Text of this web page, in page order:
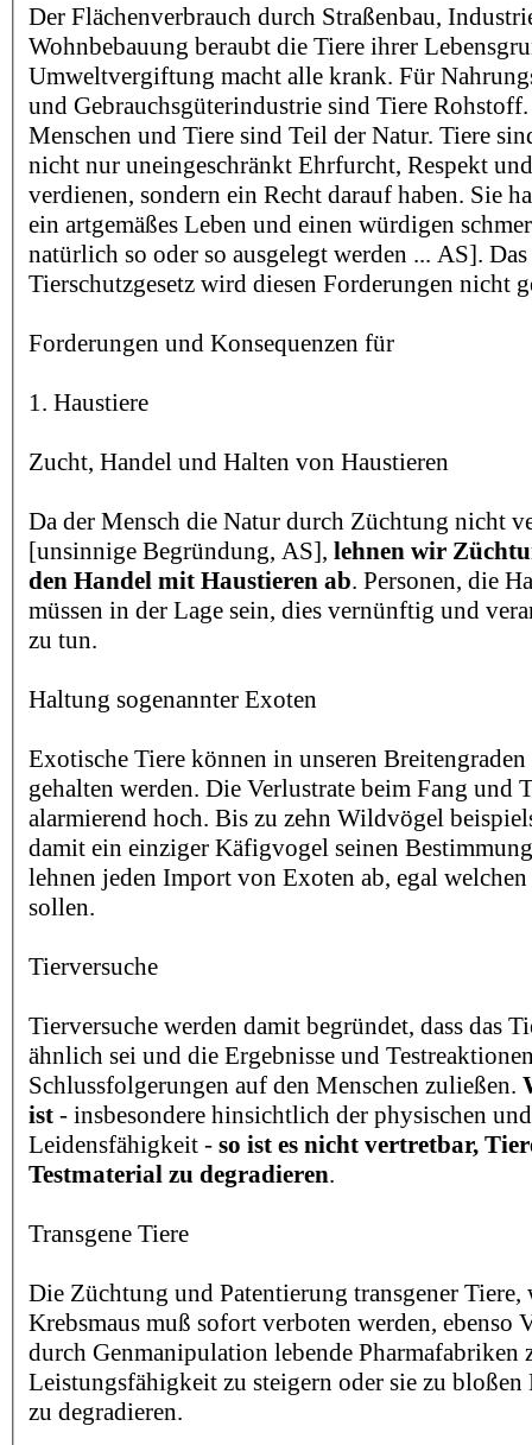
Der Flächenverbrauch durch Straßenbau,
Wohnbebauung beraubt die Tiere ihrer
Umweltvergiftung macht alle krank. Für
und Gebrauchsgüterindustrie sind Tiere
Menschen und Tiere sind Teil der Natur. Tiere
nicht nur uneingeschränkt Ehrfurcht, Respekt
verdienen, sondern ein Recht darauf haben. Sie
ein artgemäßes Leben und einen würdigen
natürlich so oder so ausgelegt werden ... AS].
Tierschutzgesetz wird diesen Forderungen nicht
Forderungen und Konsequenzen für
1. Haustiere
Zucht, Handel und Halten von Haustieren
Da der Mensch die Natur durch Züchtung nicht
[unsinnige Begründung, AS], lehnen wir
den Handel mit Haustieren ab. Personen, die
müssen in der Lage sein, dies vernünftig und
zu tun.
Haltung sogenannter Exoten
Exotische Tiere können in unseren
gehalten werden. Die Verlustrate beim Fang und
alarmierend hoch. Bis zu zehn Wildvögel
damit ein einziger Käfigvogel seinen
lehnen jeden Import von Exoten ab, egal
sollen.
Tierversuche
Tierversuche werden damit begründet, dass das
ähnlich sei und die Ergebnisse und
Schlussfolgerungen auf den Menschen zuließen.
ist - insbesondere hinsichtlich der physischen
Leidensfähigkeit - so ist es nicht vertretbar,
Testmaterial zu degradieren.
Transgene Tiere
Die Züchtung und Patentierung transgener Tiere,
Krebsmaus muß sofort verboten werden, ebenso
durch Genmanipulation lebende Pharmafabriken
Leistungsfähigkeit zu steigern oder sie zu bloßen
zu degradieren.